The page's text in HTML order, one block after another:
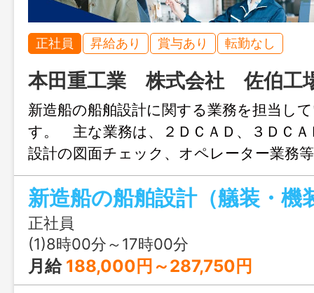
正社員 昇給あり 賞与あり 転勤なし
本田重工業 株式会社 佐伯工
新造船の船舶設計に関する業務を担当し
す。 主な業務は、２ＤＣＡＤ、３ＤＣＡ
設計の図面チェック、オペレーター業務
設計：船内の居住空間、各種機器の配置
装配管設計：船内の配管系統図の配置
計：船舶内の電気系統に係る業務、電気
等 ※先輩社員が丁寧に教えますので、船
れを学んでいただき、全般知識を習得し
携わっていきます。 「変更の範囲：会
正社員
(1)8時00分～17時00分
月給 188,000円～287,750円